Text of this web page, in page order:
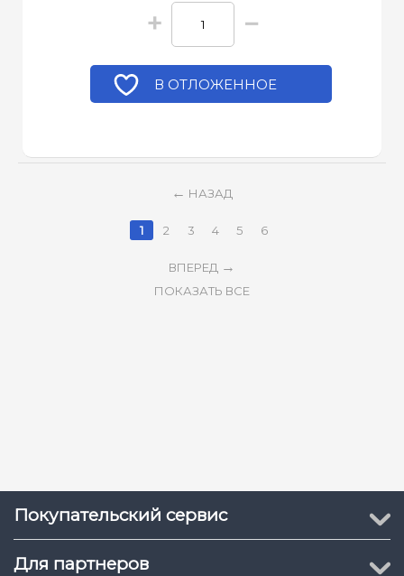
+ −
В ОТЛОЖЕННОЕ
НАЗАД
1 2 3 4 5 6
ВПЕРЕД
ПОКАЗАТЬ ВСЕ
Покупательский сервис
Для партнеров